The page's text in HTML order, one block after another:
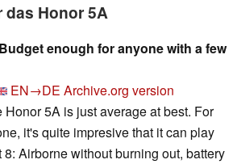
das Honor 5A
enough for anyone with a few
EN→DE Archive.org version
5A is just average at best. For
it's quite impresive that it can play
Airborne without burning out, battery